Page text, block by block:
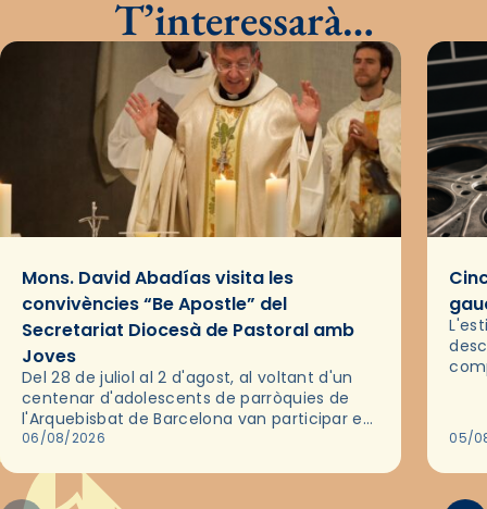
T’interessarà…
Mons. David Abadías visita les
convivències “Be Apostle” del
Secretariat Diocesà de Pastoral amb
Joves
Del 28 de juliol al 2 d'agost, al voltant d'un
centenar d'adolescents de parròquies de
l'Arquebisbat de Barcelona van participar en
les convivències Be Apostle, organitzades
06/08/2026 05/